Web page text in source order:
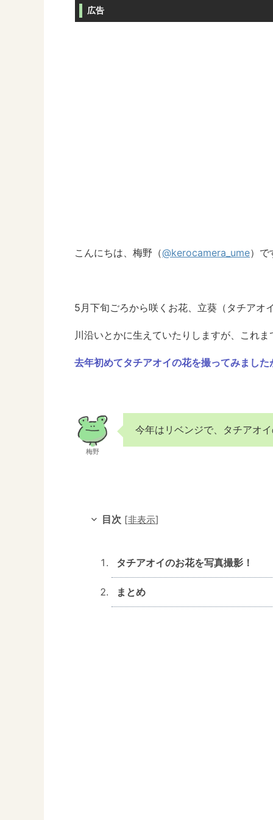
広告
こんにちは、梅野（@kerocamera_ume）で
5月下旬ごろから咲くお花、立葵（タチアオ
川沿いとかに生えていたりしますが、これ
去年初めてタチアオイの花を撮ってみまし
梅野
今年はリベンジで、タチアオ
目次 [非表示]
タチアオイのお花を写真撮影！
まとめ